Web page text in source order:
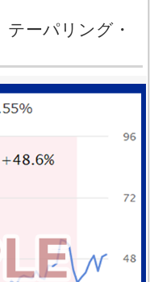
ーパリング・